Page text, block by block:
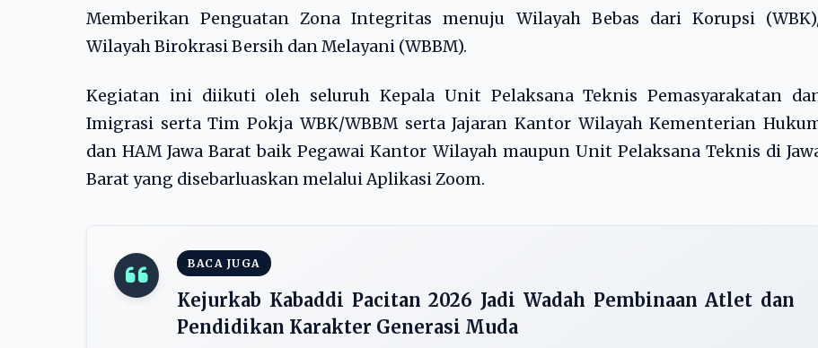
Memberikan Penguatan Zona Integritas menuju Wilayah Bebas dari Korupsi
Wilayah Birokrasi Bersih dan Melayani (WBBM).
Kegiatan ini diikuti oleh seluruh Kepala Unit Pelaksana Teknis Pemasyarakatan
Imigrasi serta Tim Pokja WBK/WBBM serta Jajaran Kantor Wilayah Kementerian
dan HAM Jawa Barat baik Pegawai Kantor Wilayah maupun Unit Pelaksana Teknis di
Barat yang disebarluaskan melalui Aplikasi Zoom.
BACA JUGA
Kejurkab Kabaddi Pacitan 2026 Jadi Wadah Pembinaan Atlet dan
Pendidikan Karakter Generasi Muda